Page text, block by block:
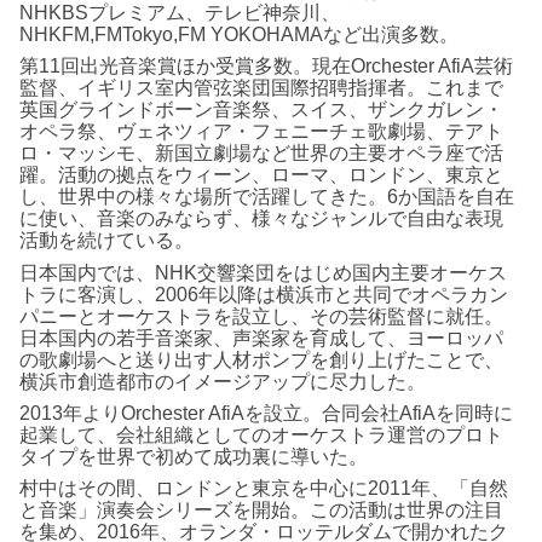
NHKBSプレミアム、テレビ神奈川、
NHKFM,FMTokyo,FM YOKOHAMAなど出演多数。
第11回出光音楽賞ほか受賞多数。現在Orchester AfiA芸術
監督、イギリス室内管弦楽団国際招聘指揮者。これまで
英国グラインドボーン音楽祭、スイス、ザンクガレン・
オペラ祭、ヴェネツィア・フェニーチェ歌劇場、テアト
ロ・マッシモ、新国立劇場など世界の主要オペラ座で活
躍。活動の拠点をウィーン、ローマ、ロンドン、東京と
し、世界中の様々な場所で活躍してきた。6か国語を自在
に使い、音楽のみならず、様々なジャンルで自由な表現
活動を続けている。
日本国内では、NHK交響楽団をはじめ国内主要オーケス
トラに客演し、2006年以降は横浜市と共同でオペラカン
パニーとオーケストラを設立し、その芸術監督に就任。
日本国内の若手音楽家、声楽家を育成して、ヨーロッパ
の歌劇場へと送り出す人材ポンプを創り上げたことで、
横浜市創造都市のイメージアップに尽力した。
2013年よりOrchester AfiAを設立。合同会社AfiAを同時に
起業して、会社組織としてのオーケストラ運営のプロト
タイプを世界で初めて成功裏に導いた。
村中はその間、ロンドンと東京を中心に2011年、「自然
と音楽」演奏会シリーズを開始。この活動は世界の注目
を集め、2016年、オランダ・ロッテルダムで開かれたク